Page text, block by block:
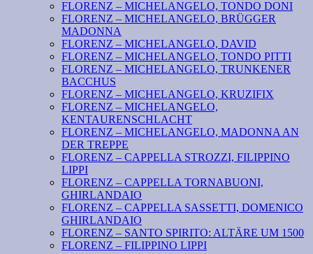
FLORENZ – MICHELANGELO, TONDO DONI
FLORENZ – MICHELANGELO, BRÜGGER
MADONNA
FLORENZ – MICHELANGELO, DAVID
FLORENZ – MICHELANGELO, TONDO PITTI
FLORENZ – MICHELANGELO, TRUNKENER
BACCHUS
FLORENZ – MICHELANGELO, KRUZIFIX
FLORENZ – MICHELANGELO,
KENTAURENSCHLACHT
FLORENZ – MICHELANGELO, MADONNA AN
DER TREPPE
FLORENZ – CAPPELLA STROZZI, FILIPPINO
LIPPI
FLORENZ – CAPPELLA TORNABUONI,
GHIRLANDAIO
FLORENZ – CAPPELLA SASSETTI, DOMENICO
GHIRLANDAIO
FLORENZ – SANTO SPIRITO: ALTÄRE UM 1500
FLORENZ – FILIPPINO LIPPI